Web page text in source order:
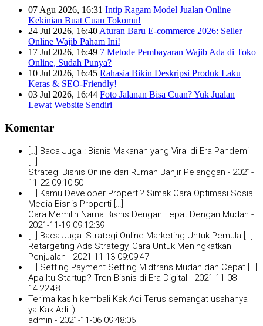
07 Agu 2026, 16:31 Intip Ragam Model Jualan Online
Kekinian Buat Cuan Tokomu!
24 Jul 2026, 16:40 Aturan Baru E-commerce 2026: Seller
Online Wajib Paham Ini!
17 Jul 2026, 16:49 7 Metode Pembayaran Wajib Ada di Toko
Online, Sudah Punya?
10 Jul 2026, 16:45 Rahasia Bikin Deskripsi Produk Laku
Keras & SEO-Friendly!
03 Jul 2026, 16:44 Foto Jalanan Bisa Cuan? Yuk Jualan
Lewat Website Sendiri
Komentar
[…] Baca Juga : Bisnis Makanan yang Viral di Era Pandemi
Strategi Bisnis Online dari Rumah Banjir Pelanggan - 2021-
11-22 09:10:50
[…] Kamu Developer Properti? Simak Cara Optimasi Sosial
Media Bisnis Properti […]
Cara Memilih Nama Bisnis Dengan Tepat Dengan Mudah -
2021-11-19 09:12:39
[…] Baca Juga: Strategi Online Marketing Untuk Pemula […]
Retargeting Ads Strategy, Cara Untuk Meningkatkan
Penjualan - 2021-11-13 09:09:47
[…] Setting Payment Setting Midtrans Mudah dan Cepat […]
Apa Itu Startup? Tren Bisnis di Era Digital - 2021-11-08
14:22:48
Terima kasih kembali Kak Adi Terus semangat usahanya
ya Kak Adi :)
admin - 2021-11-06 09:48:06